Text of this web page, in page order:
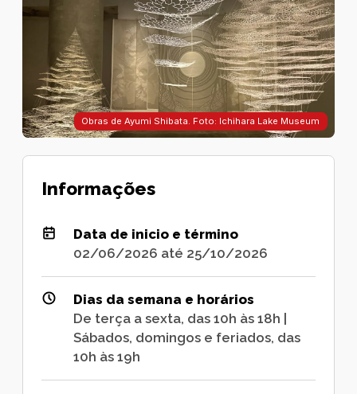
Obras de Ayumi Shibata. Foto: Ichihara Lake Museum
Informações
Data de inicio e término
02/06/2026 até 25/10/2026
Dias da semana e horários
De terça a sexta, das 10h às 18h |
Sábados, domingos e feriados, das
10h às 19h